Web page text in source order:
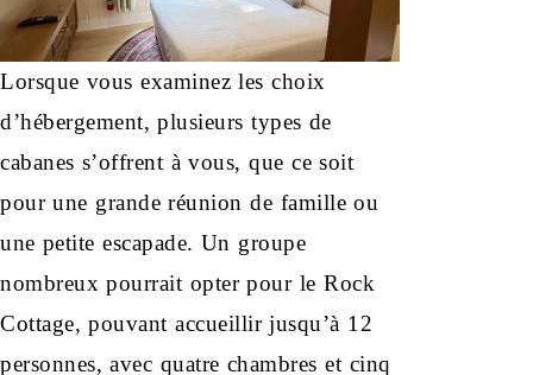
Lorsque vous examinez les choix
d’hébergement, plusieurs types de
cabanes s’offrent à vous, que ce soit
pour une grande réunion de famille ou
une petite escapade. Un groupe
nombreux pourrait opter pour le Rock
Cottage, pouvant accueillir jusqu’à 12
personnes, avec quatre chambres et cinq